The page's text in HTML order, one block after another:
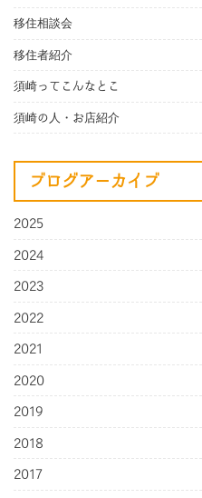
移住相談会
移住者紹介
須崎ってこんなとこ
須崎の人・お店紹介
ブログアーカイブ
2025
2024
2023
2022
2021
2020
2019
2018
2017